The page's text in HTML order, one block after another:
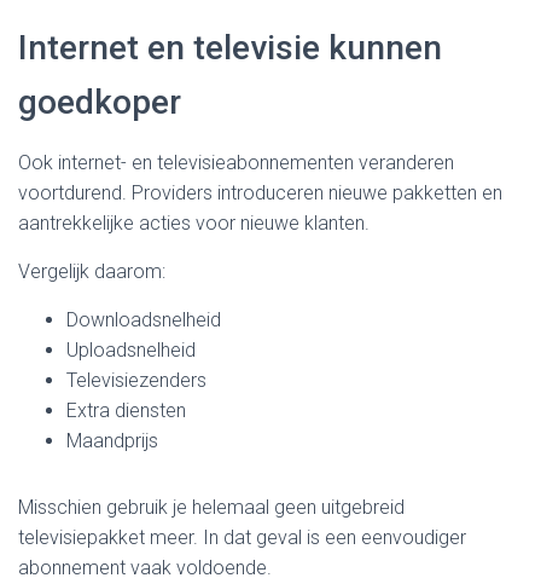
Internet en televisie kunnen
goedkoper
Ook internet- en televisieabonnementen veranderen
voortdurend. Providers introduceren nieuwe pakketten en
aantrekkelijke acties voor nieuwe klanten.
Vergelijk daarom:
Downloadsnelheid
Uploadsnelheid
Televisiezenders
Extra diensten
Maandprijs
Misschien gebruik je helemaal geen uitgebreid
televisiepakket meer. In dat geval is een eenvoudiger
abonnement vaak voldoende.